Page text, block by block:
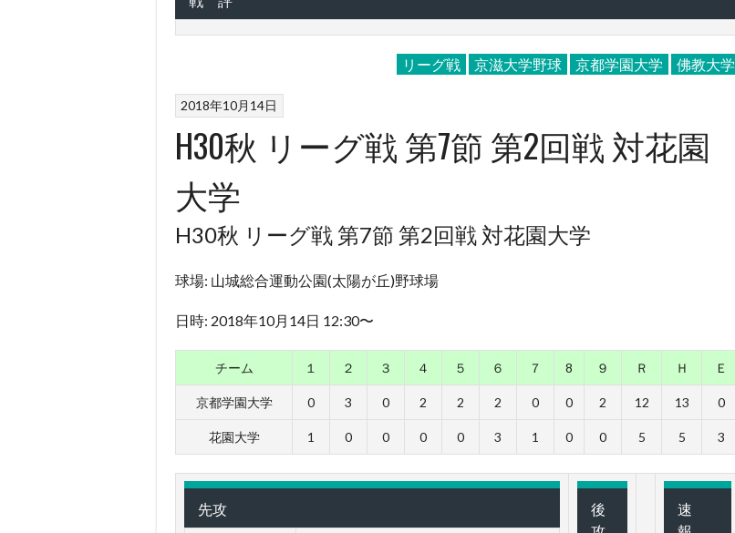
リーグ戦 京滋大学野球 京都学園大学 佛教大学
2018年10月14日
H30秋 リーグ戦 第7節 第2回戦 対花園
大学
H30秋 リーグ戦 第7節 第2回戦 対花園大学
球場: 山城総合運動公園(太陽が丘)野球場
日時: 2018年10月14日 12:30〜
チーム １ ２ ３ ４ ５ ６ ７ 8 ９ Ｒ Ｈ Ｅ
京都学園大学 0 3 0 2 2 2 0 0 2 12 13 0
花園大学 1 0 0 0 0 3 1 0 0 5 5 3
先攻
後
速